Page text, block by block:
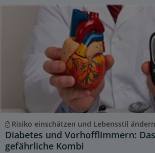
Risiko einschätzen und Lebensstil ändern
Diabetes und Vorhofflimmern:
gefährliche Kombi